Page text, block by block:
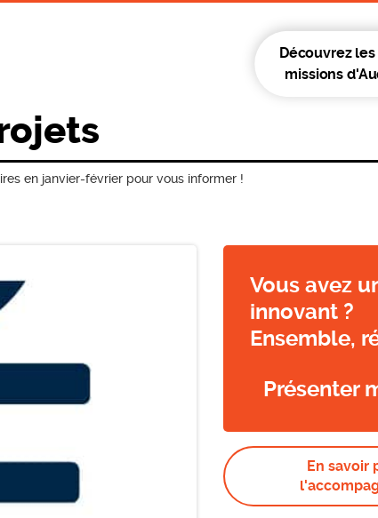
Découvrez
missions
en janvier-février pour vous informer !
Vous avez
innovant ?
Ensemble,
Présenter
En savoir